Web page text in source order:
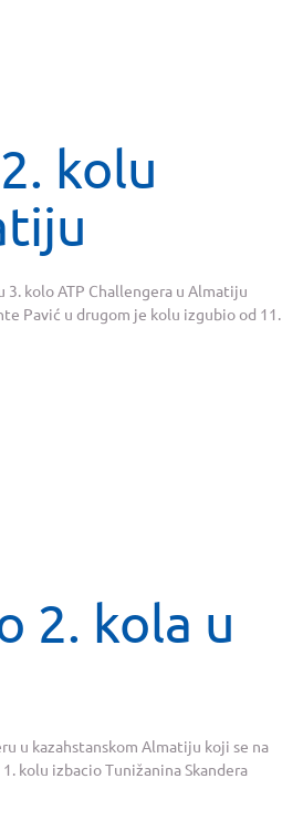
kolu
kolo ATP Challengera u Almatiju
Pavić u drugom je kolu izgubio od 11.
2. kola u
u kazahstanskom Almatiju koji se na
kolu izbacio Tunižanina Skandera